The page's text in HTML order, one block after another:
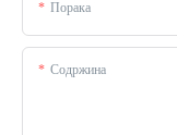
Порака
Содржина